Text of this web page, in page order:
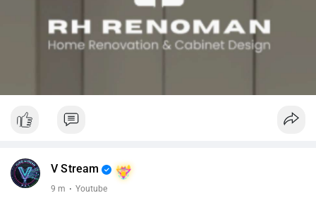
V Stream
9 m · Youtube